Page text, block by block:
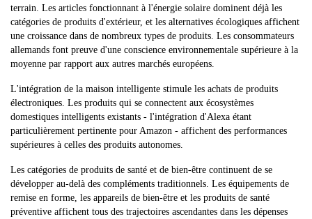
terrain. Les articles fonctionnant à l'énergie solaire dominent déjà les
catégories de produits d'extérieur, et les alternatives écologiques affichent
une croissance dans de nombreux types de produits. Les consommateurs
allemands font preuve d'une conscience environnementale supérieure à la
moyenne par rapport aux autres marchés européens.
L'intégration de la maison intelligente stimule les achats de produits
électroniques. Les produits qui se connectent aux écosystèmes
domestiques intelligents existants - l'intégration d'Alexa étant
particulièrement pertinente pour Amazon - affichent des performances
supérieures à celles des produits autonomes.
Les catégories de produits de santé et de bien-être continuent de se
développer au-delà des compléments traditionnels. Les équipements de
remise en forme, les appareils de bien-être et les produits de santé
préventive affichent tous des trajectoires ascendantes dans les dépenses